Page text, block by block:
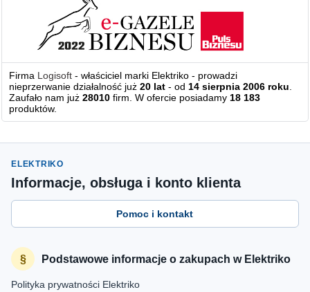
Firma Logisoft - właściciel marki Elektriko - prowadzi
nieprzerwanie działalność już20 lat - od14 sierpnia 2006 roku.
Zaufało nam już28010 firm. W ofercie posiadamy18 183
produktów.
ELEKTRIKO
Informacje, obsługa i konto klienta
Pomoc i kontakt
Podstawowe informacje o zakupach w Elektriko
Polityka prywatności Elektriko